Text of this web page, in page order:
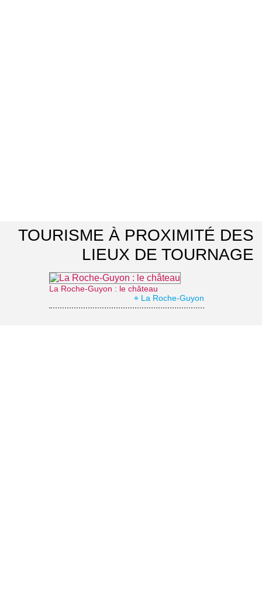
TOURISME À PROXIMITÉ DES
LIEUX DE TOURNAGE
La Roche-Guyon : le château
⌖ La Roche-Guyon